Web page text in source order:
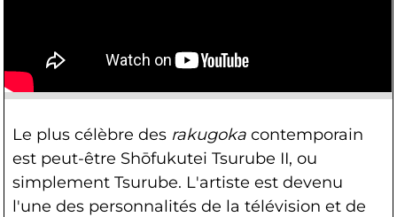
Le plus célèbre des rakugoka contemporain
est peut-être Shōfukutei Tsurube II, ou
simplement Tsurube. L'artiste est devenu
l'une des personnalités de la télévision et de